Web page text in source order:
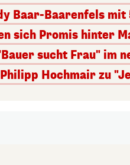
Baar-Baarenfels
sich Promis hinter
sucht Frau" im
Hochmair zu